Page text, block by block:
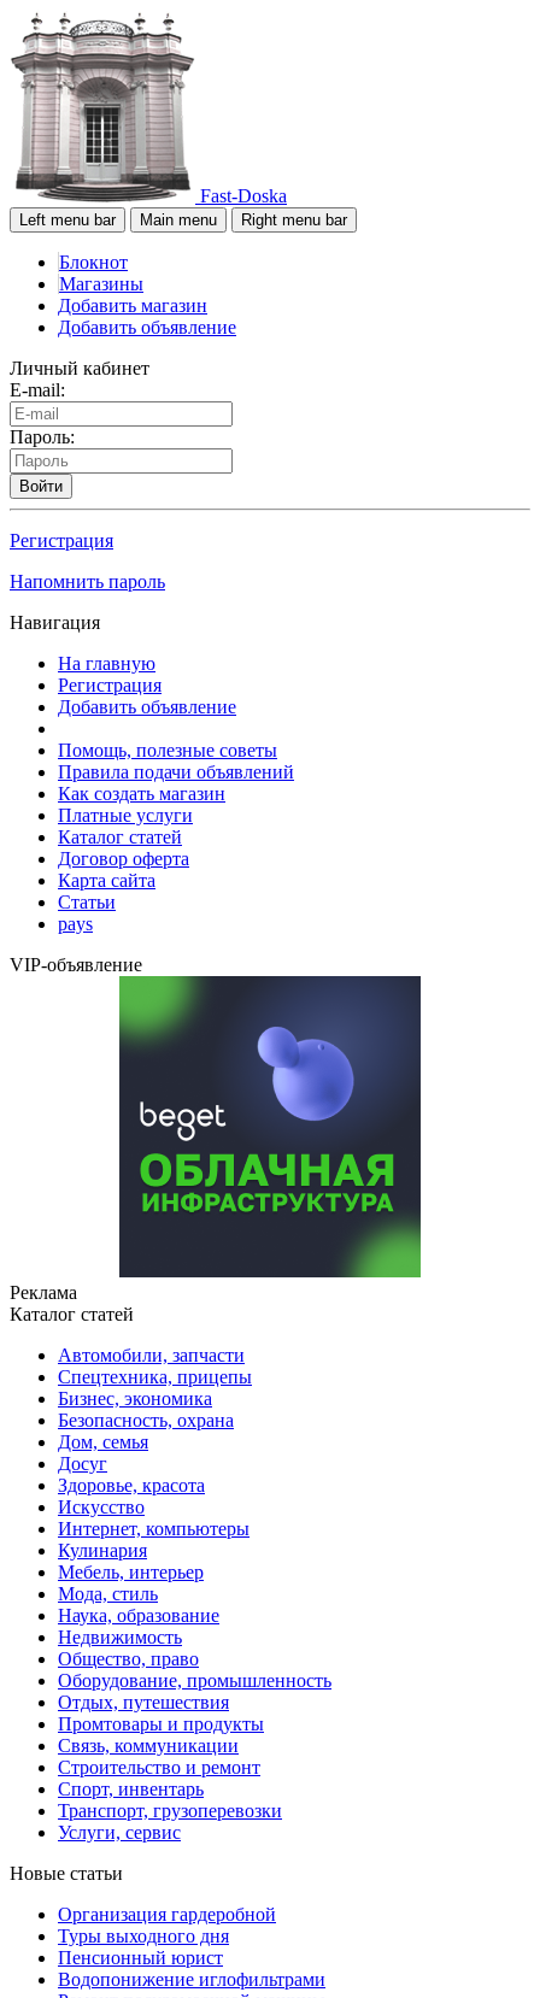
Fast-Doska
Left menu bar Main menu Right menu bar
Блокнот
Магазины
Добавить магазин
Добавить объявление
Личный кабинет
E-mail:
Пароль:
Войти
Регистрация
Напомнить пароль
Навигация
На главную
Регистрация
Добавить объявление
Помощь, полезные советы
Правила подачи объявлений
Как создать магазин
Платные услуги
Каталог статей
Договор оферта
Карта сайта
Статьи
pays
VIP-объявление
Реклама
Каталог статей
Автомобили, запчасти
Спецтехника, прицепы
Бизнес, экономика
Безопасность, охрана
Дом, семья
Досуг
Здоровье, красота
Искусство
Интернет, компьютеры
Кулинария
Мебель, интерьер
Мода, стиль
Наука, образование
Недвижимость
Общество, право
Оборудование, промышленность
Отдых, путешествия
Промтовары и продукты
Связь, коммуникации
Строительство и ремонт
Cпорт, инвентарь
Транспорт, грузоперевозки
Услуги, сервис
Новые статьи
Организация гардеробной
Туры выходного дня
Пенсионный юрист
Водопонижение иглофильтрами